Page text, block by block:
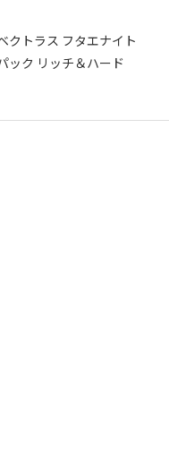
クトラス フタエナイト
ック リッチ＆ハード